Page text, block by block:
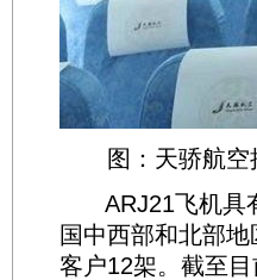
图：天骄航空
ARJ21飞机具有
国中西部和北部
客户12架。截至